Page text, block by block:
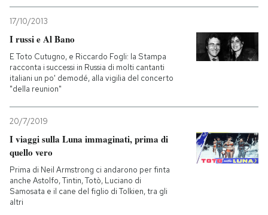
17/10/2013
I russi e Al Bano
E Toto Cutugno, e Riccardo Fogli: la Stampa
racconta i successi in Russia di molti cantanti
italiani un po' demodé, alla vigilia del concerto
"della reunion"
20/7/2019
I viaggi sulla Luna immaginati, prima di
quello vero
Prima di Neil Armstrong ci andarono per finta
anche Astolfo, Tintin, Totò, Luciano di
Samosata e il cane del figlio di Tolkien, tra gli
altri